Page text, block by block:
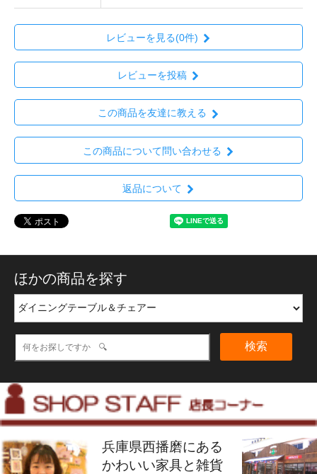
レビューを見る(0件)
レビューを投稿
この商品を友達に教える
この商品について問い合わせる
返品について
ほかの商品を探す
検索
兵庫県西播磨にある
かわいい家具と雑貨